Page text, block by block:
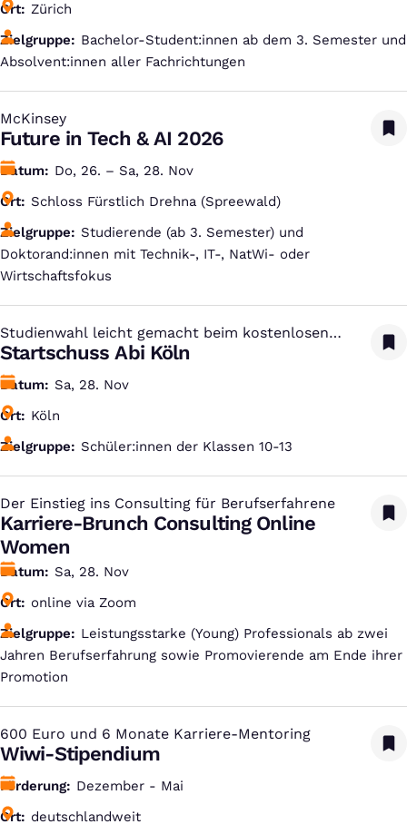
Ort
Zürich
Zielgruppe
Bachelor-Student:innen ab dem 3. Semester und
Absolvent:innen aller Fachrichtungen
McKinsey
:
Future in Tech & AI 2026
Datum
Do, 26. – Sa, 28. Nov
Ort
Schloss Fürstlich Drehna (Spreewald)
Zielgruppe
Studierende (ab 3. Semester) und
Doktorand:innen mit Technik-, IT-, NatWi- oder
Wirtschaftsfokus
Studienwahl leicht gemacht beim kostenlosen
Studien-Infotag
:
Startschuss Abi Köln
Datum
Sa, 28. Nov
Ort
Köln
Zielgruppe
Schüler:innen der Klassen 10-13
Der Einstieg ins Consulting für Berufserfahrene
:
Karriere-Brunch Consulting Online
Women
Datum
Sa, 28. Nov
Ort
online via Zoom
Zielgruppe
Leistungsstarke (Young) Professionals ab zwei
Jahren Berufserfahrung sowie Promovierende am Ende ihrer
Promotion
600 Euro und 6 Monate Karriere-Mentoring
:
Wiwi-Stipendium
Förderung
Dezember - Mai
Ort
deutschlandweit